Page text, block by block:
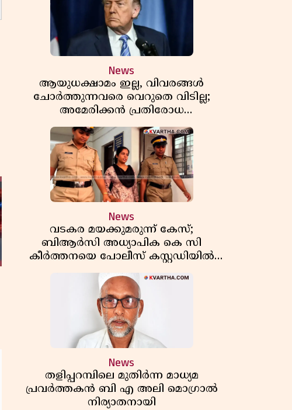
News
ആയുധക്ഷാമം ഇല്ല, വിവരങ്ങൾ
ചോർത്തുന്നവരെ വെറുതെ വിടില്ല;
അമേരിക്കൻ പ്രതിരോധ
സെക്രട്ടറിയുമായി കൊമ്പുകോർത്ത്
ട്രംപ്
News
വടകര മയക്കുമരുന്ന് കേസ്;
ബിആർസി അധ്യാപിക കെ സി
കീർത്തനയെ പോലീസ് കസ്റ്റഡിയിൽ
News
തളിപ്പറമ്പിലെ മുതിർന്ന മാധ്യമ
പ്രവർത്തകൻ ബി എ അലി മൊഗ്രാൽ
നിര്യാതനായി